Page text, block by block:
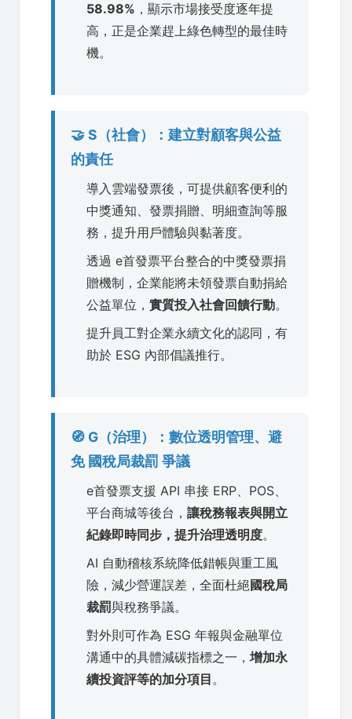
58.98% ，顯示市場接受度逐年提
高，正是企業趕上綠色轉型的最佳時
機。
🤝 S（社會）：建立對顧客與公益
的責任
導入雲端發票後，可提供顧客便利的
中獎通知、發票捐贈、明細查詢等服
務，提升用戶體驗與黏著度。
透過 e首發票平台整合的中獎發票捐
贈機制，企業能將未領發票自動捐給
公益單位， 實質投入社會回饋行動。
提升員工對企業永續文化的認同，有
助於 ESG 內部倡議推行。
🧭 G（治理）：數位透明管理、避
免 國稅局裁罰 爭議
e首發票支援 API 串接 ERP、POS、
平台商城等後台， 讓稅務報表與開立
紀錄即時同步，提升治理透明度。
AI 自動稽核系統降低錯帳與重工風
險，減少營運誤差，全面杜絕 國稅局
裁罰與稅務爭議。
對外則可作為 ESG 年報與金融單位
溝通中的具體減碳指標之一， 增加永
續投資評等的加分項目。